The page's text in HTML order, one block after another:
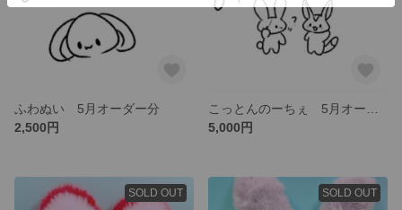
ふわぬい 5月オーダー分
2,500円
5,000円
SOLD OUT SOLD OUT